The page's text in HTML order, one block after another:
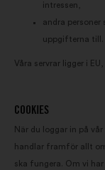
intressen,
andra
uppgifterna till.
Våra servrar ligger i
COOKIES
När du loggar in på
handlar framför allt
ska fungera. Om vi